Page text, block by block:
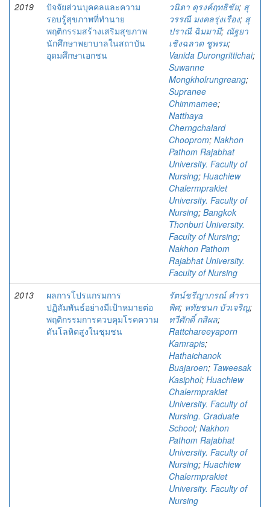
2019
ปัจจัยส่วนบุคคลและความ
รอบรู้สุขภาพที่ทำนาย
พฤติกรรมสร้างเสริมสุขภาพ
นักศึกษาพยาบาลในสถาบัน
อุดมศึกษาเอกชน
วนิดา ดุรงค์ฤทธิชัย; สุ
วรรณี มงคลรุ่งเรือง; สุ
ปราณี ฉิมมามี; ณัฐยา
เชิงฉลาด ชูพรม;
Vanida Durongrittichai;
Suwanne
Mongkholrungreang;
Supranee
Chimmamee;
Natthaya
Cherngchalard
Chooprom; Nakhon
Pathom Rajabhat
University. Faculty of
Nursing; Huachiew
Chalermprakiet
University. Faculty of
Nursing; Bangkok
Thonburi University.
Faculty of Nursing;
Nakhon Pathom
Rajabhat University.
Faculty of Nursing
2013
ผลการโปรแกรมการ
ปฏิสัมพันธ์อย่างมีเป้าหมายต่อ
พฤติกรรมการควบคุมโรคความ
ดันโลหิตสูงในชุมชน
รัตน์ชรีญาภรณ์ คำรา
พิศ; หทัยชนก บัวเจริญ;
ทวีศักดิ์ กสิผล;
Rattchareeyaporn
Kamrapis;
Hathaichanok
Buajaroen; Taweesak
Kasiphol; Huachiew
Chalermprakiet
University. Faculty of
Nursing. Graduate
School; Nakhon
Pathom Rajabhat
University. Faculty of
Nursing; Huachiew
Chalermprakiet
University. Faculty of
Nursing